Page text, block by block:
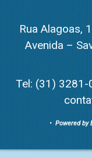
Rua Alagoas,
Avenida –
Tel: (31)
• Powered by